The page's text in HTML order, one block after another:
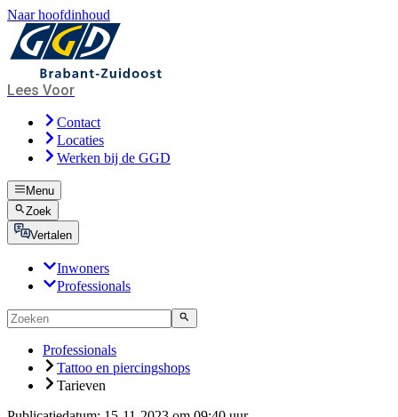
Naar hoofdinhoud
Lees Voor
Contact
Locaties
Werken bij de GGD
Menu
Zoek
Vertalen
Inwoners
Professionals
Professionals
Tattoo en piercingshops
Tarieven